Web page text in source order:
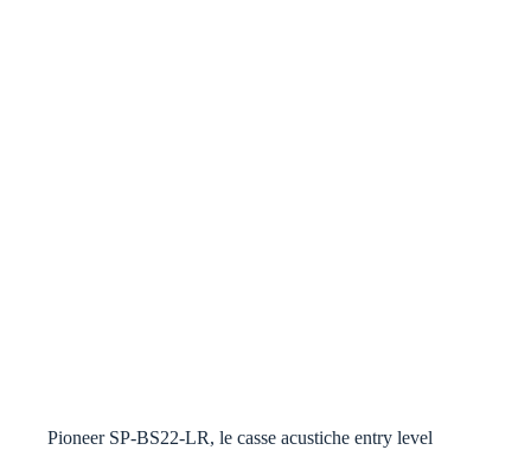
Pioneer SP-BS22-LR, le casse acustiche entry level